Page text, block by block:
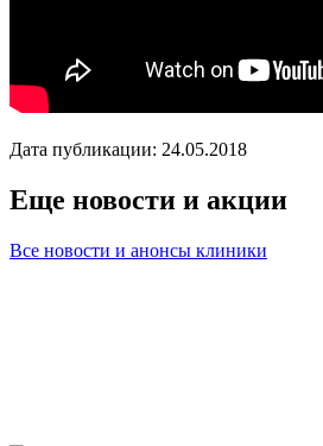
Дата публикации: 24.05.2018
Еще новости и акции
Все новости и анонсы клиники